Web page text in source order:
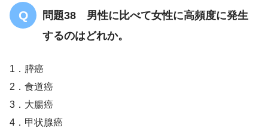
問題38 男性に比べて女性に高頻度に発生
するのはどれか。
1．膵癌
2．食道癌
3．大腸癌
4．甲状腺癌